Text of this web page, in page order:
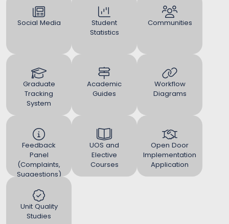
Social Media
Student
Statistics
Communities
Graduate
Tracking
System
Academic
Guides
Workflow
Diagrams
Feedback
Panel
(Complaints,
Suggestions)
UOS and
Elective
Courses
Open Door
Implementation
Application
Unit Quality
Studies